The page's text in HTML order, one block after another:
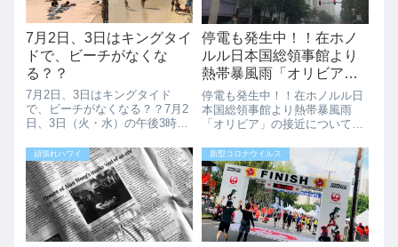
7月2日、3日はキングタイ
ドで、ビーチがなくな
る？？
7月2日、3日はキングタイド
で、ビーチがなくなる？？7月2
日、3日（火・水）の午後3時か
タイドと呼ばれ過去最大級の満
潮の水位になります。キングタ
イドは、一部で洪水を引き起こ
し、ビーチの侵食が起きます。
写真を見ても...
停電も発生中！！在ホノ
ルル日本国総領事館より
熱帯暴風雨「オリビア」
の接近について（9月12
日）の注意喚起がありま
した。
停電も発生中！！在ホノルル日
本国総領事館より熱帯暴風雨
「オリビア」の接近について
ました。在ホノルル日本国総領
事館より熱帯性暴風雨「オリビ
ア」の接近について（9月12
日）の連絡が届きました。ワイ
キキも9時AMごろ...
頑張れハワイ 新型コロナウイルス